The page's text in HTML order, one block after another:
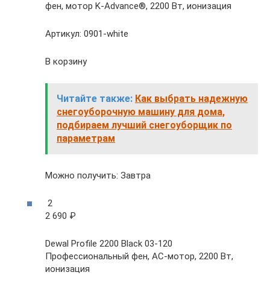
фен, мотор K-Advance®, 2200 Вт, ионизация
Артикул: 0901-white
В корзину
Читайте также: Как выбрать надежную
снегоуборочную машину для дома,
подбираем лучший снегоуборщик по
параметрам
Можно получить: Завтра
2
2 690 ₽
Dewal Profile 2200 Black 03-120
Профессиональный фен, AC-мотор, 2200 Вт,
ионизация